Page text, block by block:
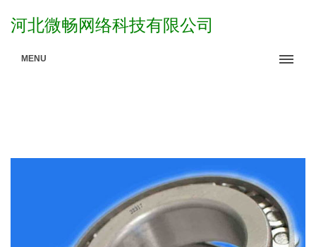
河北微畅网络科技有限公司
MENU